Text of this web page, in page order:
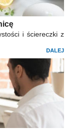
i ściereczki z
DALEJ